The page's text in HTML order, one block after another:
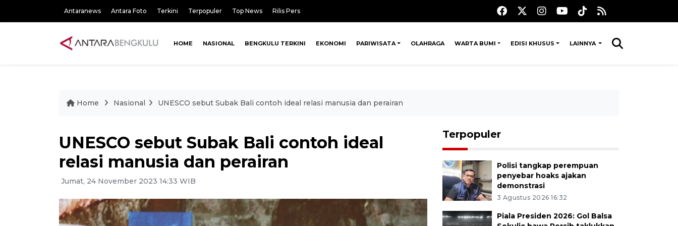
Antaranews Antara Foto Terkini Terpopuler Top News Rilis Pers
HOME NASIONAL BENGKULU TERKINI EKONOMI PARIWISATA OLAHRAGA WARTA BUMI EDISI KHUSUS LAINNYA
Home Nasional UNESCO sebut Subak Bali contoh ideal relasi manusia dan perairan
UNESCO sebut Subak Bali contoh ideal
relasi manusia dan perairan
Jumat, 24 November 2023 14:33 WIB
Terpopuler
Polisi tangkap perempuan
penyebar hoaks ajakan
demonstrasi
3 Agustus 2026 16:32
Piala Presiden 2026: Gol Balsa